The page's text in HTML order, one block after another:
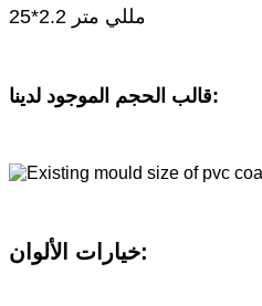
25*2.2 مللي متر
قالب الحجم الموجود لدينا:
خيارات الألوان: